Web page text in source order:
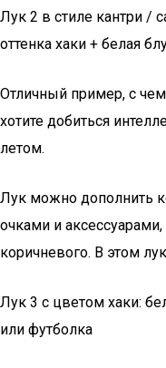
Лук 2 в стиле кантри /
оттенка хаки + белая
Отличный пример, с
хотите добиться
летом.
Лук можно дополнить
очками и
коричневого. В этом
Лук 3 с цветом хаки:
или футболка